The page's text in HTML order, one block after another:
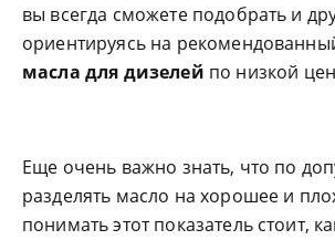
вы всегда сможете подобрать и
ориентируясь на
масла для дизелей по низкой
Еще очень важно знать, что по
разделять масло на хорошее и
понимать этот показатель стоит,